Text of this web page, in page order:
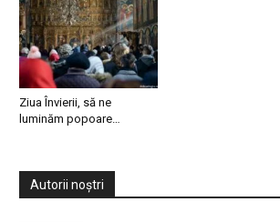
Ziua Învierii, să ne
luminăm popoare…
Autorii noștri